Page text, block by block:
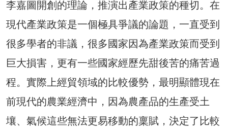
李嘉圖開創的理論，推演出產業政策的種切。在
現代產業政策是一個極具爭議的論題，一直受到
很多學者的非議，很多國家因為產業政策而受到
巨大損害，更有一些國家經歷先甜後苦的痛苦過
程。實際上經貿領域的比較優勢，最明顯體現在
前現代的農業經濟中，因為農產品的生產受土
壤、氣候這些無法更易移動的稟賦，決定了比較